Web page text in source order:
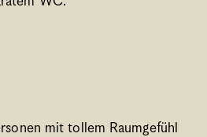
mit tollem Raumgefühl